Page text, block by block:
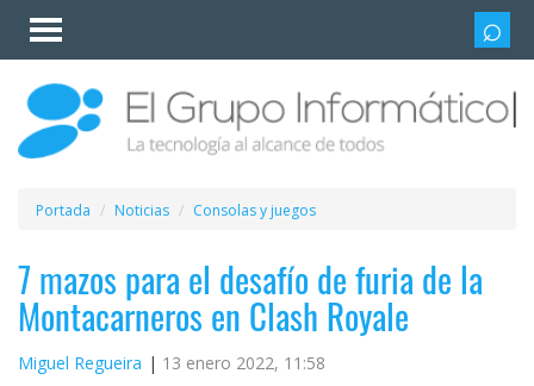
Invitado
Iniciar
sesión /
Registrarse
Esenciales
Móviles
Ofertas
Apps
Portada Noticias Consolas y juegos
7 mazos para el desafío de furia de la
Montacarneros en Clash Royale
Miguel Regueira 13 enero 2022, 11:58